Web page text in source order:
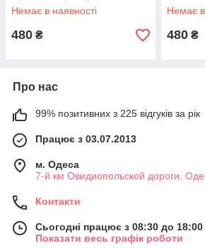
Немає в наявності
480 ₴
Немає в
480 ₴
Про нас
99% позитивних з 225 відгуків за рік
Працює з 03.07.2013
м. Одеса
7-й км Овидиопольской дороги,
Контакти
Сьогодні працює з 08:30 до 18:00
Показати весь графік роботи